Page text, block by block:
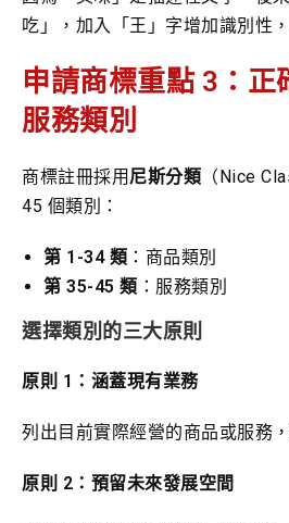
吃」，加入「王」字增加識別性
申請商標重點 3：正
服務類別
商標註冊採用 尼斯分類 （Nice
45 個類別：
第 1-34 類 ：商品類別
第 35-45 類 ：服務類別
選擇類別的三大原則
原則 1：涵蓋現有業務
列出目前實際經營的商品或服務
原則 2：預留未來發展空間